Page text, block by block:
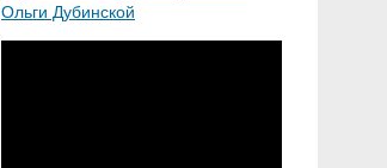
Ольги Дубинской